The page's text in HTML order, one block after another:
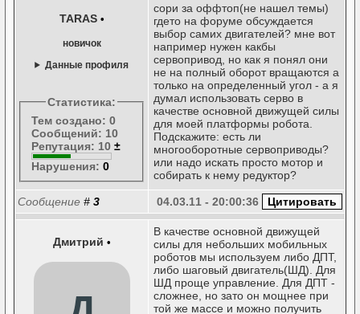
TARAS •
новичок
Данные профиля
Статистика:
Тем создано: 0
Сообщений: 10
Репутация: 10 ±
Нарушения: 0
сори за оффтоп(не нашел темы)
гдето на форуме обсуждается
выбор самих двигателей? мне вот
например нужен какбы
сервопривод, но как я понял они
не на полный оборот вращаются а
только на определенный угол - а я
думал использовать серво в
качестве основной движущей силы
для моей платформы робота.
Подскажите: есть ли
многооборотные сервоприводы?
или надо искать просто мотор и
собирать к нему редуктор?
Сообщение # 3 04.03.11 - 20:00:36
Дмитрий •
В качестве основной движущей
силы для небольших мобильных
роботов мы используем либо ДПТ,
либо шаговый двигатель(ШД). Для
ШД проще управление. Для ДПТ -
сложнее, но зато он мощнее при
той же массе и можно получить